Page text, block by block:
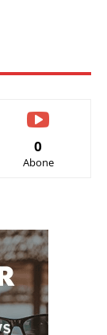
0
Abone